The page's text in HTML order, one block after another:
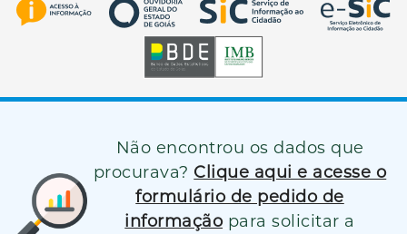
Não encontrou os dados que
procurava? Clique aqui e acesse o
formulário de pedido de
informação para solicitar a